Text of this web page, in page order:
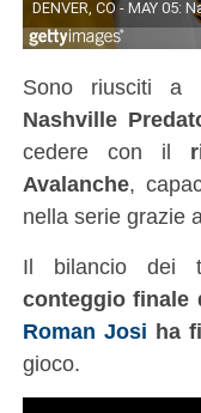
Sono riusciti a
Nashville
cedere con il
Avalanche,
nella serie grazie
Il bilancio dei
conteggio finale
Roman Josi ha
gioco.